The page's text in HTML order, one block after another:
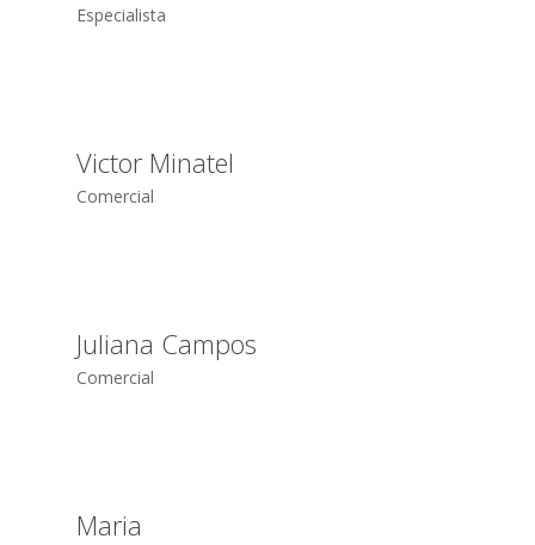
Especialista
Victor Minatel
Comercial
Juliana Campos
Comercial
Maria